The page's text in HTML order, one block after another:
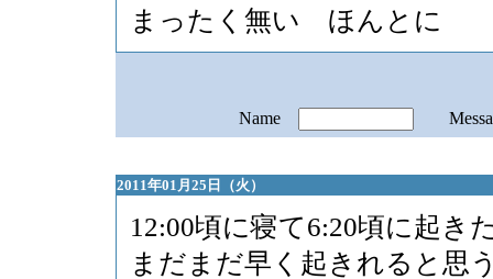
まったく無い ほんとに
Name
2011年01月25日（火）
12:00頃に寝て6:20頃に起き
まだまだ早く起きれると思